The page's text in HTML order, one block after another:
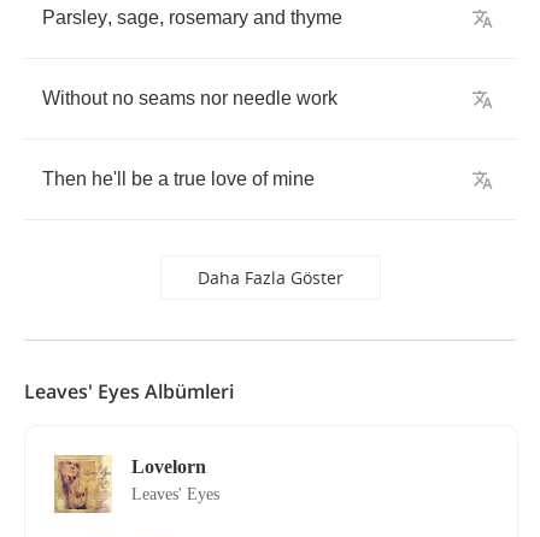
Parsley, sage, rosemary and thyme
Without no seams nor needle work
Then he'll be a true love of mine
Daha Fazla Göster
Leaves' Eyes Albümleri
Lovelorn
Leaves' Eyes